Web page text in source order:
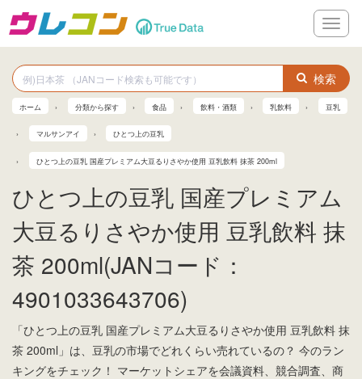
メ
ニ
ー
検索
ホーム 分類から探す 食品 飲料・酒類 乳飲料 豆乳
マルサンアイ ひとつ上の豆乳
ひとつ上の豆乳 国産プレミアム大豆るりさやか使用 豆乳飲料 抹茶 200ml
ひとつ上の豆乳 国産プレミアム
大豆るりさやか使用 豆乳飲料 抹
茶 200ml(JANコード：
4901033643706)
「ひとつ上の豆乳 国産プレミアム大豆るりさやか使用 豆乳飲料 抹
茶 200ml」は、豆乳の市場でどれくらい売れているの？ 今のラン
キングをチェック！ マーケットシェアを会議資料、競合調査、商